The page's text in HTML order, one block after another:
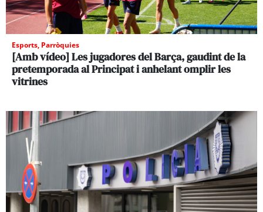
Esports, Parròquies
[Amb vídeo] Les jugadores del Barça, gaudint de la
pretemporada al Principat i anhelant omplir les
vitrines